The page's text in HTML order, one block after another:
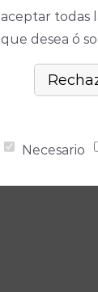
aceptar todas
que desea ó
Necesario